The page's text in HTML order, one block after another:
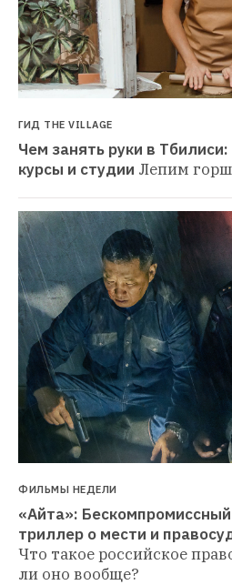
ГИД THE VILLAGE
Чем занять руки в
курсы и студии Лепим
ФИЛЬМЫ НЕДЕЛИ
«Айта»:
триллер о мести и
Что такое российское
ли оно вообще?